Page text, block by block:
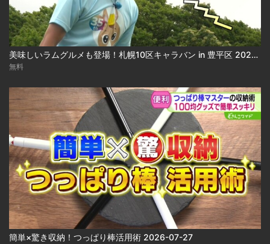
美味しいラムグルメも登場！札幌10区キャラバン in 豊平区 2026-07-31
無料
簡単×驚き収納！つっぱり棒活用術 2026-07-27